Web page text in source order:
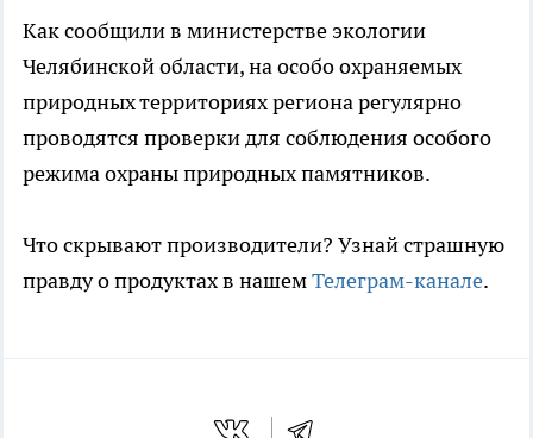
Как сообщили в министерстве экологии
Челябинской области, на особо охраняемых
природных территориях региона регулярно
проводятся проверки для соблюдения особого
режима охраны природных памятников.
Что скрывают производители? Узнай страшную
правду о продуктах в нашемТелеграм-канале.